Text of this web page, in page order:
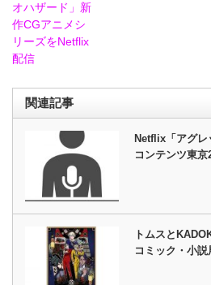
オハザード」新
作CGアニメシ
リーズをNetflix
配信
関連記事
Netflix「アグ
コンテンツ東
トムスと
コミック・小